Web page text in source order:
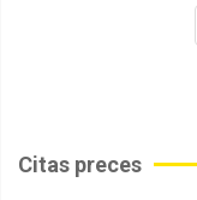
Citas preces